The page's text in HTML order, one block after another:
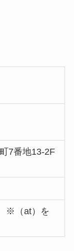
7番地13-2F
※（at）を